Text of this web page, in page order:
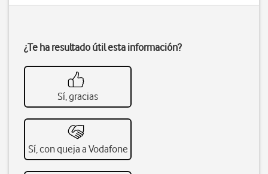
¿Te ha resultado útil esta información?
Sí, gracias
Sí, con queja a Vodafone